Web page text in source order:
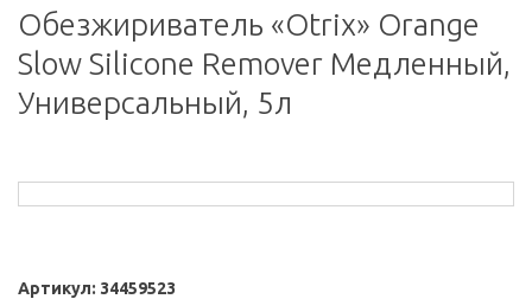
Обезжириватель «Otrix» Orange
Slow Silicone Remover Медленный,
Универсальный, 5л
Артикул: 34459523